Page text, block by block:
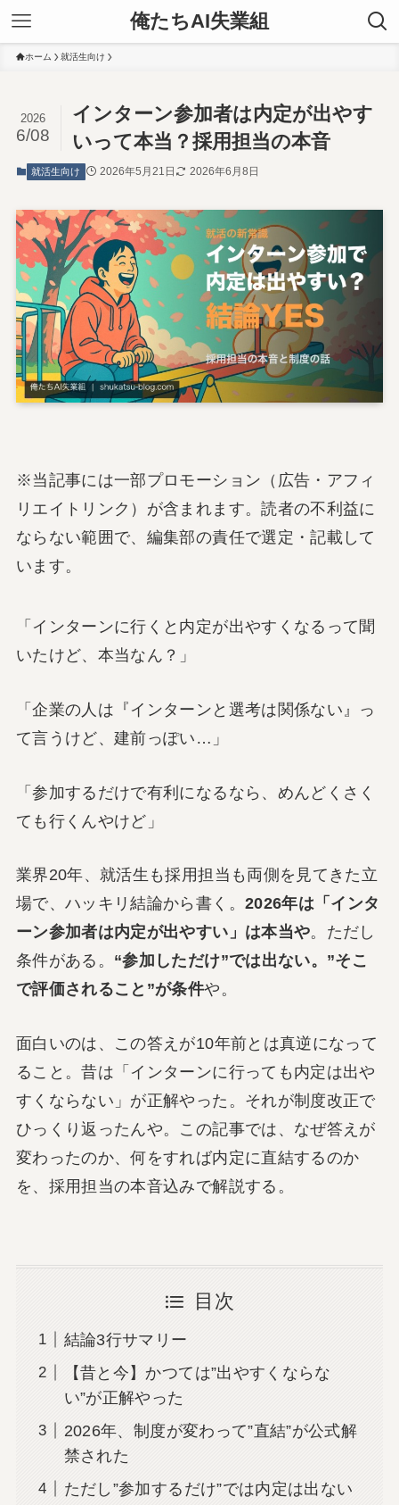
俺たちAI失業組
ホーム 就活生向け
インターン参加者は内定が出やす
いって本当？採用担当の本音
2026
6/08
就活生向け 2026年5月21日 2026年6月8日
※当記事には一部プロモーション（広告・アフィ
リエイトリンク）が含まれます。読者の不利益に
ならない範囲で、編集部の責任で選定・記載して
います。
「インターンに行くと内定が出やすくなるって聞
いたけど、本当なん？」
「企業の人は『インターンと選考は関係ない』っ
て言うけど、建前っぽい…」
「参加するだけで有利になるなら、めんどくさく
ても行くんやけど」
業界20年、就活生も採用担当も両側を見てきた立
場で、ハッキリ結論から書く。 2026年は「インタ
ーン参加者は内定が出やすい」は本当や。ただし
条件がある。 “参加しただけ”では出ない。”そこ
で評価されること”が条件や。
面白いのは、この答えが10年前とは真逆になって
ること。昔は「インターンに行っても内定は出や
すくならない」が正解やった。それが制度改正で
ひっくり返ったんや。この記事では、なぜ答えが
変わったのか、何をすれば内定に直結するのか
を、採用担当の本音込みで解説する。
目次
結論3行サマリー
【昔と今】かつては”出やすくならな
い”が正解やった
2026年、制度が変わって”直結”が公式解
禁された
ただし”参加するだけ”では内定は出ない